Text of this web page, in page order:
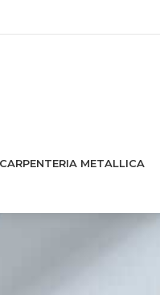
CARPENTERIA METALLICA